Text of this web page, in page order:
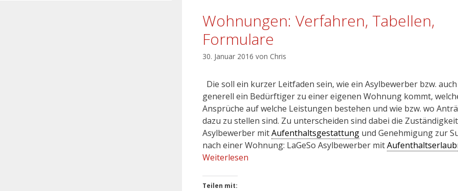
Wohnungen: Verfahren, Tabellen,
Formulare
30. Januar 2016 von Chris
Die soll ein kurzer Leitfaden sein, wie ein Asylbewerber bzw. auch
generell ein Bedürftiger zu einer eigenen Wohnung kommt,
Ansprüche auf welche Leistungen bestehen und wie bzw. wo
dazu zu stellen sind. Zu unterscheiden sind dabei die
Asylbewerber mitAufenthaltsgestattung und Genehmigung zur
nach einer Wohnung: LaGeSo Asylbewerber mit
Weiterlesen
Teilen mit: